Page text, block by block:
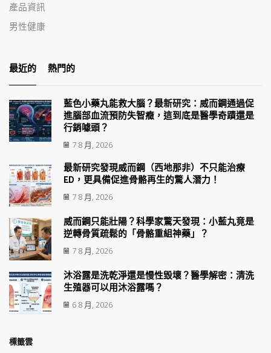
產品資訊
男性健康
最近的 熱門的
藍色小藥丸能救大腦？最新研究：威而鋼通過促
進腦部血流預防失智癥，這到底是醫學奇蹟還是
行銷噱頭？
7 8 月, 2026
最新研究發現威而鋼（西地那非）不只能治療
ED，更具備促進骨骼再生的驚人潛力！
7 8 月, 2026
威而鋼只能壯陽？科學家驚天發現：小藍丸竟是
逆轉骨質疏鬆的「骨骼重組神藥」？
7 8 月, 2026
沐浴露是洗乾淨還是慢性毀壞？醫學解密：清洗
生殖器可以用沐浴露嗎？
6 8 月, 2026
標籤雲